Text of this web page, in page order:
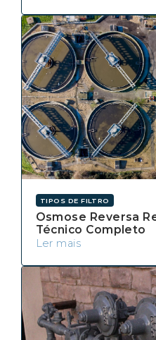
TIPOS DE FILTRO
Osmose Reversa
Técnico Completo
Ler mais